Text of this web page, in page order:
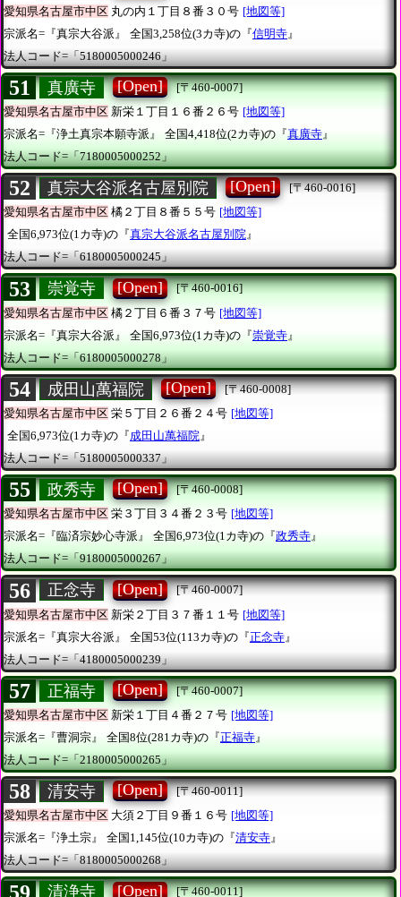
愛知県名古屋市中区 丸の内１丁目８番３０号 [地図等]
宗派名=『真宗大谷派』
全国3,258位(3カ寺)の『信明寺 』
法人コード=「5180005000246」
51 真廣寺 [Open]
[〒460-0007]
愛知県名古屋市中区 新栄１丁目１６番２６号 [地図等]
宗派名=『浄土真宗本願寺派』
全国4,418位(2カ寺)の『真廣寺』
法人コード=「7180005000252」
52 真宗大谷派名古屋別院 [Open]
[〒460-0016]
愛知県名古屋市中区 橘２丁目８番５５号 [地図等]
全国6,973位(1カ寺)の『真宗大谷派名古屋別院』
法人コード=「6180005000245」
53 崇覚寺 [Open]
[〒460-0016]
愛知県名古屋市中区 橘２丁目６番３７号 [地図等]
宗派名=『真宗大谷派』
全国6,973位(1カ寺)の『崇覚寺 』
法人コード=「6180005000278」
54 成田山萬福院 [Open]
[〒460-0008]
愛知県名古屋市中区 栄５丁目２６番２４号 [地図等]
全国6,973位(1カ寺)の『成田山萬福院』
法人コード=「5180005000337」
55 政秀寺 [Open]
[〒460-0008]
愛知県名古屋市中区 栄３丁目３４番２３号 [地図等]
宗派名=『臨済宗妙心寺派』
全国6,973位(1カ寺)の『政秀寺』
法人コード=「9180005000267」
56 正念寺 [Open]
[〒460-0007]
愛知県名古屋市中区 新栄２丁目３７番１１号 [地図等]
宗派名=『真宗大谷派』
全国53位(113カ寺)の『正念寺 』
法人コード=「4180005000239」
57 正福寺 [Open]
[〒460-0007]
愛知県名古屋市中区 新栄１丁目４番２７号 [地図等]
宗派名=『曹洞宗』
全国8位(281カ寺)の『正福寺』
法人コード=「2180005000265」
58 清安寺 [Open]
[〒460-0011]
愛知県名古屋市中区 大須２丁目９番１６号 [地図等]
宗派名=『浄土宗』
全国1,145位(10カ寺)の『清安寺』
法人コード=「8180005000268」
59 清浄寺 [Open] [〒460-0011]